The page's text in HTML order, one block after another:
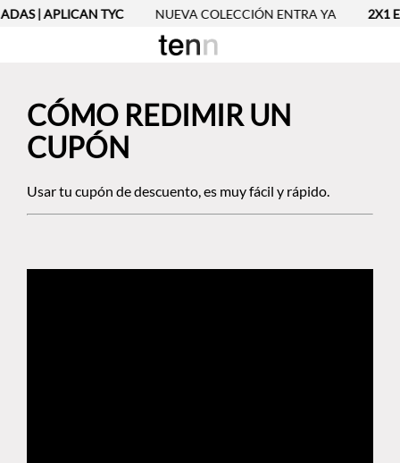
| APLICAN TYC NUEVA COLECCIÓN ENTRA YA 2X1
CÓMO REDIMIR UN
CUPÓN
Usar tu cupón de descuento, es muy fácil y rápido.